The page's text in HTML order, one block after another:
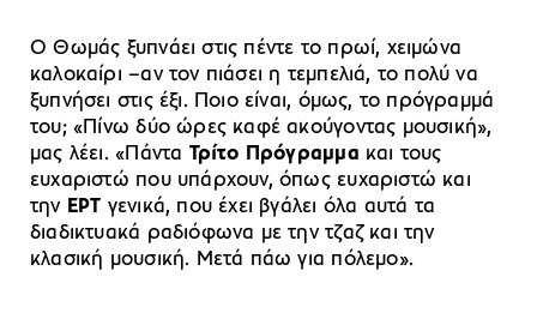
Ο Θωμάς ξυπνάει στις πέντε το πρωί, χειμώνα
καλοκαίρι –αν τον πιάσει η τεμπελιά, το πολύ να
ξυπνήσει στις έξι. Ποιο είναι, όμως, το πρόγραμμά
του; «Πίνω δύο ώρες καφέ ακούγοντας μουσική»,
μας λέει. «Πάντα Τρίτο Πρόγραμμα και τους
ευχαριστώ που υπάρχουν, όπως ευχαριστώ και
την ΕΡΤ γενικά, που έχει βγάλει όλα αυτά τα
διαδικτυακά ραδιόφωνα με την τζαζ και την
κλασική μουσική. Μετά πάω για πόλεμο».